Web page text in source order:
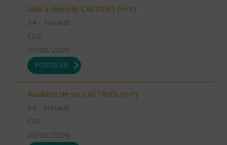
Aide à domicile CASTRIES (H/F)
34 - Hérault
CDD
03/08/2026
POSTULER
Auxiliaire de vie CASTRIES (H/F)
34 - Hérault
CDI
03/08/2026